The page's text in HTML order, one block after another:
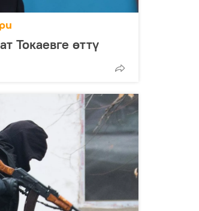
Токаевге өттү